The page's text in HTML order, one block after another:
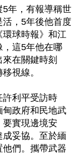
年，有報導稱世
，5年後他首度
球時報》和江
，這5年他在哪
在關鍵時刻
視線。
許利平受訪時
政府和民地武
實現邊境安
妥協。至於緬
們。攜帶武器